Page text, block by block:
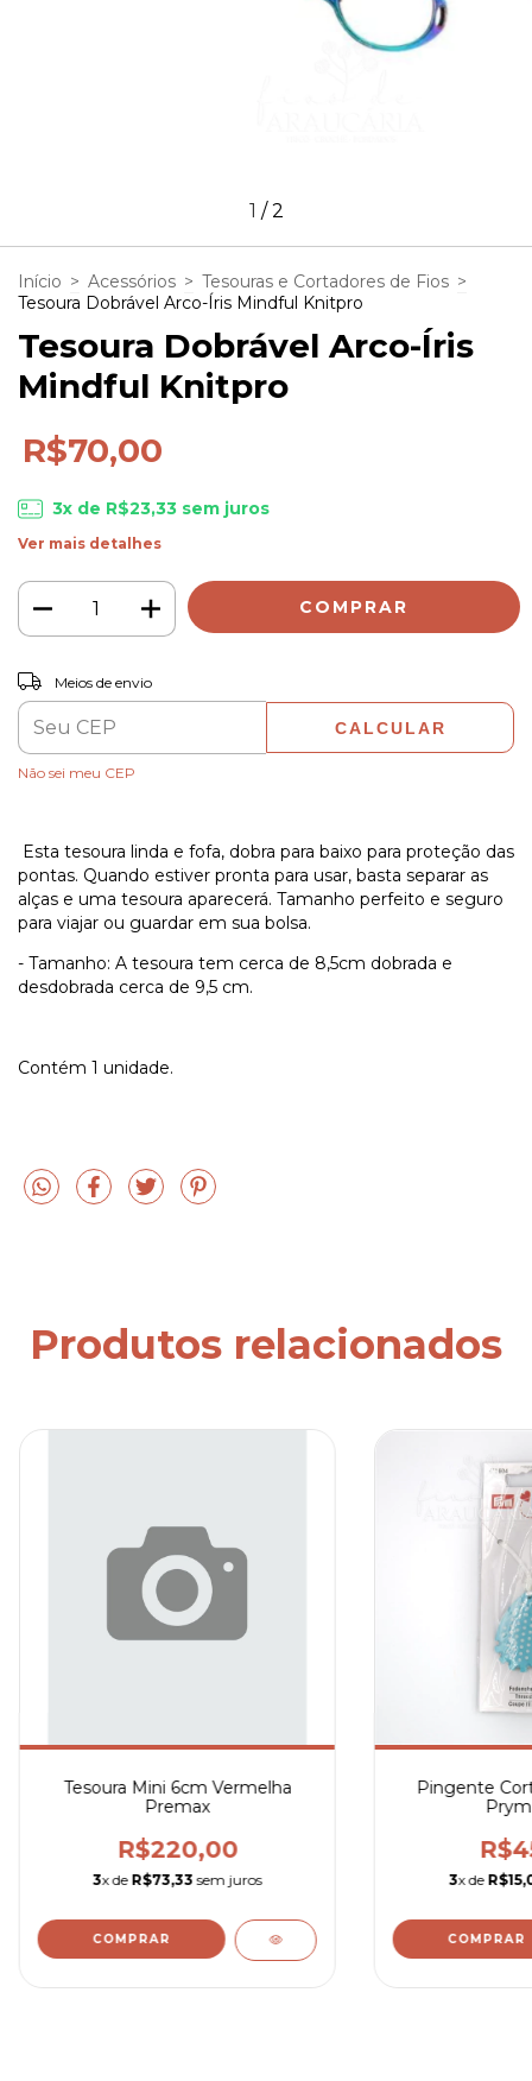
1 /2
Início > Acessórios > Tesouras e Cortadores de Fios >
Tesoura Dobrável Arco-Íris Mindful Knitpro
Tesoura Dobrável Arco-Íris
Mindful Knitpro
R$70,00
3x de R$23,33sem juros
Ver mais detalhes
Entregas para o CEP:
Meios de envio
CALCULAR
Não sei meu CEP
Esta tesoura linda e fofa, dobra para baixo para proteção das
pontas. Quando estiver pronta para usar, basta separar as
alças e uma tesoura aparecerá. Tamanho perfeito e seguro
para viajar ou guardar em sua bolsa.
- Tamanho: A tesoura tem cerca de 8,5cm dobrada e
desdobrada cerca de 9,5 cm.
Contém 1 unidade.
Produtos relacionados
Tesoura Mini 6cm Vermelha
Premax
R$220,00
3x de R$73,33 sem juros
Pingente
3x de